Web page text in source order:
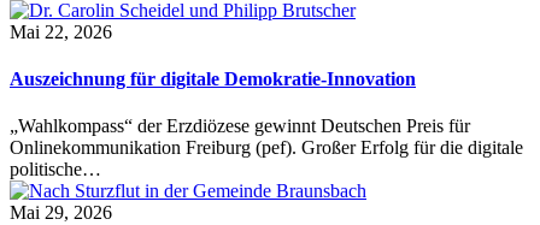
Mai 22, 2026
Auszeichnung für digitale Demokratie-Innovation
„Wahlkompass“ der Erzdiözese gewinnt Deutschen Preis für
Onlinekommunikation Freiburg (pef). Großer Erfolg für die digitale
politische…
Mai 29, 2026